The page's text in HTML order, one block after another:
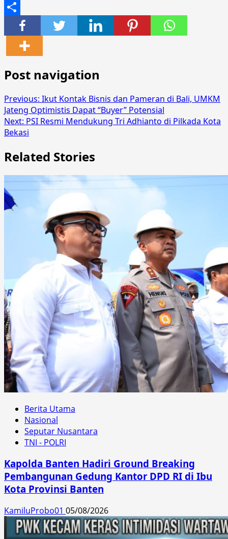
Email
Share
Post navigation
Previous: Ikut Kontak Bisnis dan Pameran di Bali, UMKM
Jateng Optimistis Dapat “Buyer” Potensial
Next: PSI Resmi Mendukung Tri Adhianto di Pilkada Kota
Bekasi
Related Stories
Berita Utama
Nasional
Seputar Nusantara
TNI - POLRI
Kapolda Banten Hadiri Ground Breaking
Pembangunan Gedung Kantor DPD RI di Ibu
Kota Provinsi Banten
KamiluProbo01 05/08/2026